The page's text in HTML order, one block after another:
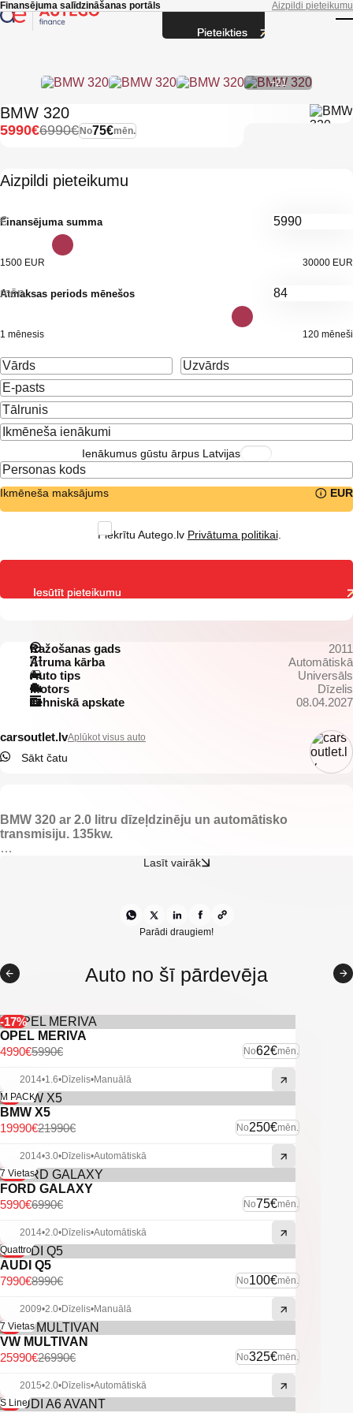
Skip to main content
Finansējuma salīdzināšanas portāls Aizpildi pieteikumu
+21
BMW 320
No75€mēn.
6990€
5990€
Aizpildi pieteikumu
Finansējuma summa
€
1500 EUR 30000 EUR
Atmaksas periods mēnešos
mēn.
1 mēnesis 120 mēneši
Ienākumus gūstu ārpus Latvijas
Ikmēneša maksājums EUR
Piekrītu Autego.lv Privātuma politikai.
Ražošanas gads
2011
Ātruma kārba
Automātiskā
Auto tips
Universāls
Motors
Dīzelis
Tehniskā apskate
08.04.2027
carsoutlet.lvAplūkot visus auto
Sākt čatu
BMW 320 ar 2.0 litru dīzeļdzinēju un automātisko
transmisiju. 135kw.
-Lietus sensors.
-Vieglmetāla diski.
-Parking sensori aizmugurē.
-Parking sensori priekšā.
-Divas atslēgas.
-U.C. ekstras.
Lasīt vairāk
Parādi draugiem!
Auto no šī pārdevēja
-17%
OPEL MERIVA
No62€mēn.
5990€
4990€
2014•1.6•Dīzelis•Manuālā
-9%
M PACK
BMW X5
No250€mēn.
21990€
19990€
2014•3.0•Dīzelis•Automātiskā
-14%
7 Vietas
FORD GALAXY
No75€mēn.
6990€
5990€
2014•2.0•Dīzelis•Automātiskā
-11%
Quattro
AUDI Q5
No100€mēn.
8990€
7990€
2009•2.0•Dīzelis•Manuālā
-4%
7 Vietas
VW MULTIVAN
No325€mēn.
26990€
25990€
2015•2.0•Dīzelis•Automātiskā
-6%
S Line